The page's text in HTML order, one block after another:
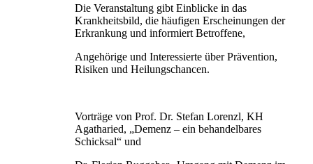
Die Veranstaltung gibt Einblicke in das
Krankheitsbild, die häufigen Erscheinungen der
Erkrankung und informiert Betroffene,
Angehörige und Interessierte über Prävention,
Risiken und Heilungschancen.
Vorträge von Prof. Dr. Stefan Lorenzl, KH
Agatharied, „Demenz – ein behandelbares
Schicksal“ und